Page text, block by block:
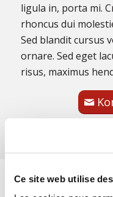
Ce site web utilise
ligula in, porta mi.
rhoncus dui
Sed blandit cursus
ornare. Sed eget
risus, maximus